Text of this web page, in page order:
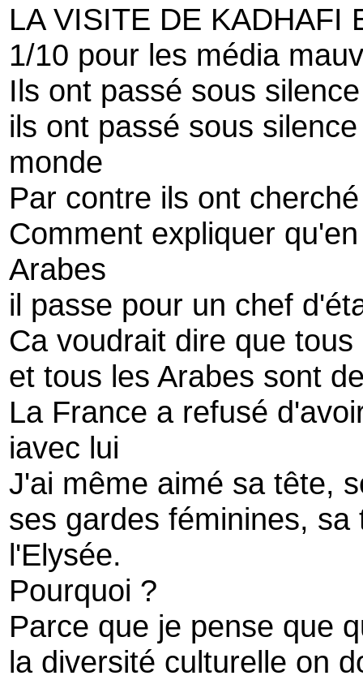
LA VISITE DE KADHAFI
1/10 pour les média
Ils ont passé sous
ils ont passé sous
monde
Par contre ils ont
Comment expliquer
Arabes
il passe pour un chef
Ca voudrait dire que tous
et tous les Arabes sont
La France a refusé
iavec lui
J'ai même aimé sa tête,
ses gardes féminines,
l'Elysée.
Pourquoi ?
Parce que je pense que
la diversité culturelle on